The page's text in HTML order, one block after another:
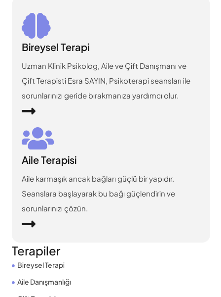
Bireysel Terapi
Uzman Klinik Psikolog, Aile ve Çift Danışmanı ve
Çift Terapisti Esra SAYIN, Psikoterapi seansları ile
sorunlarınızı geride bırakmanıza yardımcı olur.
Aile Terapisi
Aile karmaşık ancak bağları güçlü bir yapıdır.
Seanslara başlayarak bu bağı güçlendirin ve
sorunlarınızı çözün.
Terapiler
Bireysel Terapi
Aile Danışmanlığı